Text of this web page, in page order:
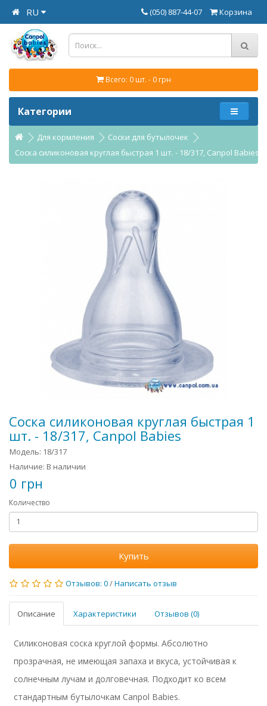
RU Корзина
(050) 887-44-07
Всего: 0 шт. - 0 грн
Категории
Для кормления
Соски для бутылочек
Соска силиконовая круглая быстрая 1 шт. - 18/317, Canpol Babies
Соска силиконовая круглая быстрая 1
шт. - 18/317, Canpol Babies
Модель: 18/317
Наличие: В наличии
0 грн
Количество
Купить
Отзывов: 0/Написать отзыв
Описание Характеристики Отзывов (0)
Силиконовая соска круглой формы. Абсолютно
прозрачная, не имеющая запаха и вкуса, устойчивая к
солнечным лучам и долговечная. Подходит ко всем
стандартным бутылочкам Canpol Babies.